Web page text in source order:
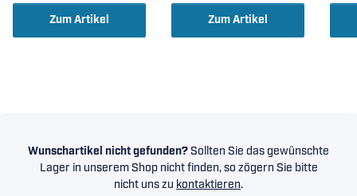
Zum Artikel Zum Artikel
Wunschartikel nicht gefunden? Sollten Sie das gewünschte
Lager in unserem Shop nicht finden, so zögern Sie bitte
nicht uns zu kontaktieren.